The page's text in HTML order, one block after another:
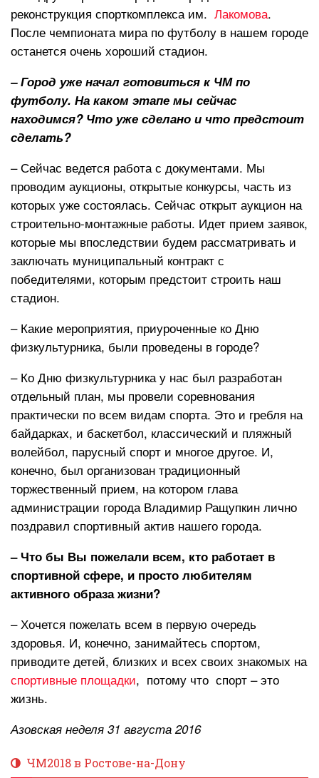
реконструкция спорткомплекса им. Лакомова.
После чемпионата мира по футболу в нашем городе
останется очень хороший стадион.
– Город уже начал готовиться к ЧМ по
футболу. На каком этапе мы сейчас
находимся? Что уже сделано и что предстоит
сделать?
– Сейчас ведется работа с документами. Мы
проводим аукционы, открытые конкурсы, часть из
которых уже состоялась. Сейчас открыт аукцион на
строительно-монтажные работы. Идет прием заявок,
которые мы впоследствии будем рассматривать и
заключать муниципальный контракт с
победителями, которым предстоит строить наш
стадион.
– Какие мероприятия, приуроченные ко Дню
физкультурника, были проведены в городе?
– Ко Дню физкультурника у нас был разработан
отдельный план, мы провели соревнования
практически по всем видам спорта. Это и гребля на
байдарках, и баскетбол, классический и пляжный
волейбол, парусный спорт и многое другое. И,
конечно, был организован традиционный
торжественный прием, на котором глава
администрации города Владимир Ращупкин лично
поздравил спортивный актив нашего города.
– Что бы Вы пожелали всем, кто работает в
спортивной сфере, и просто любителям
активного образа жизни?
– Хочется пожелать всем в первую очередь
здоровья. И, конечно, занимайтесь спортом,
приводите детей, близких и всех своих знакомых на
спортивные площадки, потому что спорт – это
жизнь.
Азовская неделя 31 августа 2016
ЧМ2018 в Ростове-на-Дону